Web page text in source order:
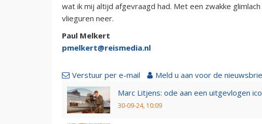
wat ik mij altijd afgevraagd had. Met een zwakke
vlieguren neer.
Paul Melkert
pmelkert@reismedia.nl
Verstuur per e-mail Meld u aan voor de
Marc Litjens: ode aan een uitgevlogen
30-09-24, 10:09